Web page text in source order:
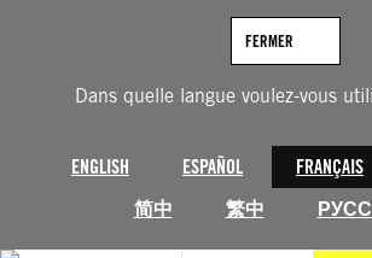
Dans quelle langue voulez-vous
ENGLISH ESPAÑOL FRANÇAIS
简中
繁中
FERMER